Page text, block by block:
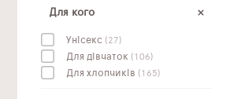
Для кого
Унісекс (27)
Для дівчаток (106)
Для хлопчиків (165)